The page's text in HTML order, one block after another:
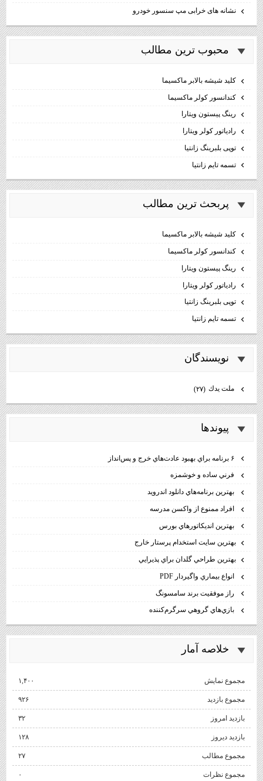
نشانه های خرابی مپ سنسور خودرو
محبوب ترين مطالب
كليد شيشه بالابر ماكسيما
كندانسور كولر ماكسيما
رینگ پیستون ویتارا
رادیاتور کولر ویتارا
توپی بلبرینگ زانتیا
تسمه تایم زانتیا
پربحث ترين مطالب
كليد شيشه بالابر ماكسيما
كندانسور كولر ماكسيما
رینگ پیستون ویتارا
رادیاتور کولر ویتارا
توپی بلبرینگ زانتیا
تسمه تایم زانتیا
نويسندگان
ملت يدك (۲۷)
پيوندها
فرني ساده و خوشمزه
بهترين برنامه‌هاي دانلود اندرويد
افراد ممنوع از واكسن مدرسه
بهترين انديكاتورهاي بورس
بهترين سايت استخدام پرستار خارج
بهترين طراحي گلدان براي پذيرايي
انواع بيماري واگيردار PDF
راز موفقيت برند سامسونگ
بازي‌هاي گروهي سرگرم‌كننده
خلاصه آمار
مجموع نمایش‌ ۱,۴۰۰
مجموع بازدید ۹۲۶
بازدید امروز ۳۲
بازدید دیروز ۱۲۸
مجموع مطالب ۲۷
مجموع نظرات ۰